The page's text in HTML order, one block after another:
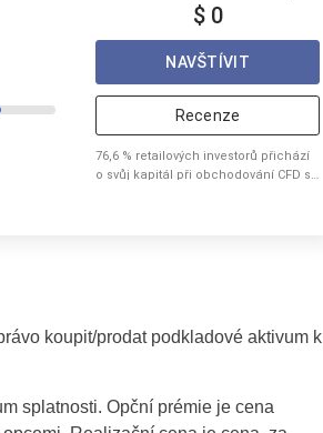
$ 0
NAVŠTÍVIT
Recenze
76,6 % retailových investorů přichází
o svůj kapitál při obchodování CFD s
koupit/prodat podkladové aktivum k
splatnosti. Opční prémie je cena